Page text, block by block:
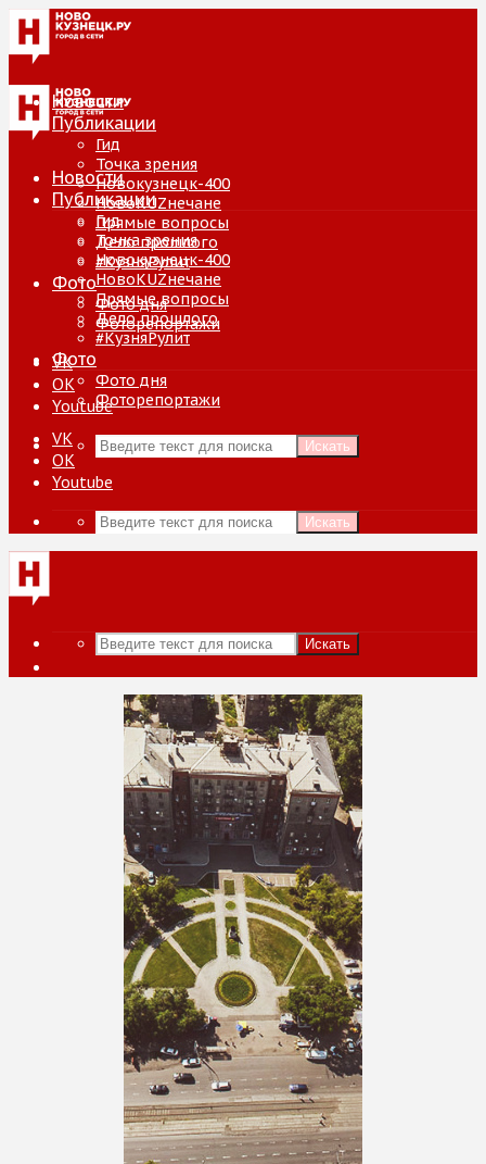
Новости
Публикации
Гид
Точка зрения
Новокузнецк-400
НовоKUZнечане
Прямые вопросы
Дело прошлого
#КузняРулит
Фото
Фото дня
Фоторепортажи
VK
ОК
Youtube
Искать
Новости
Публикации
Гид
Точка зрения
Новокузнецк-400
НовоKUZнечане
Прямые вопросы
Дело прошлого
#КузняРулит
Фото
Фото дня
Фоторепортажи
VK
ОК
Youtube
Искать
Искать